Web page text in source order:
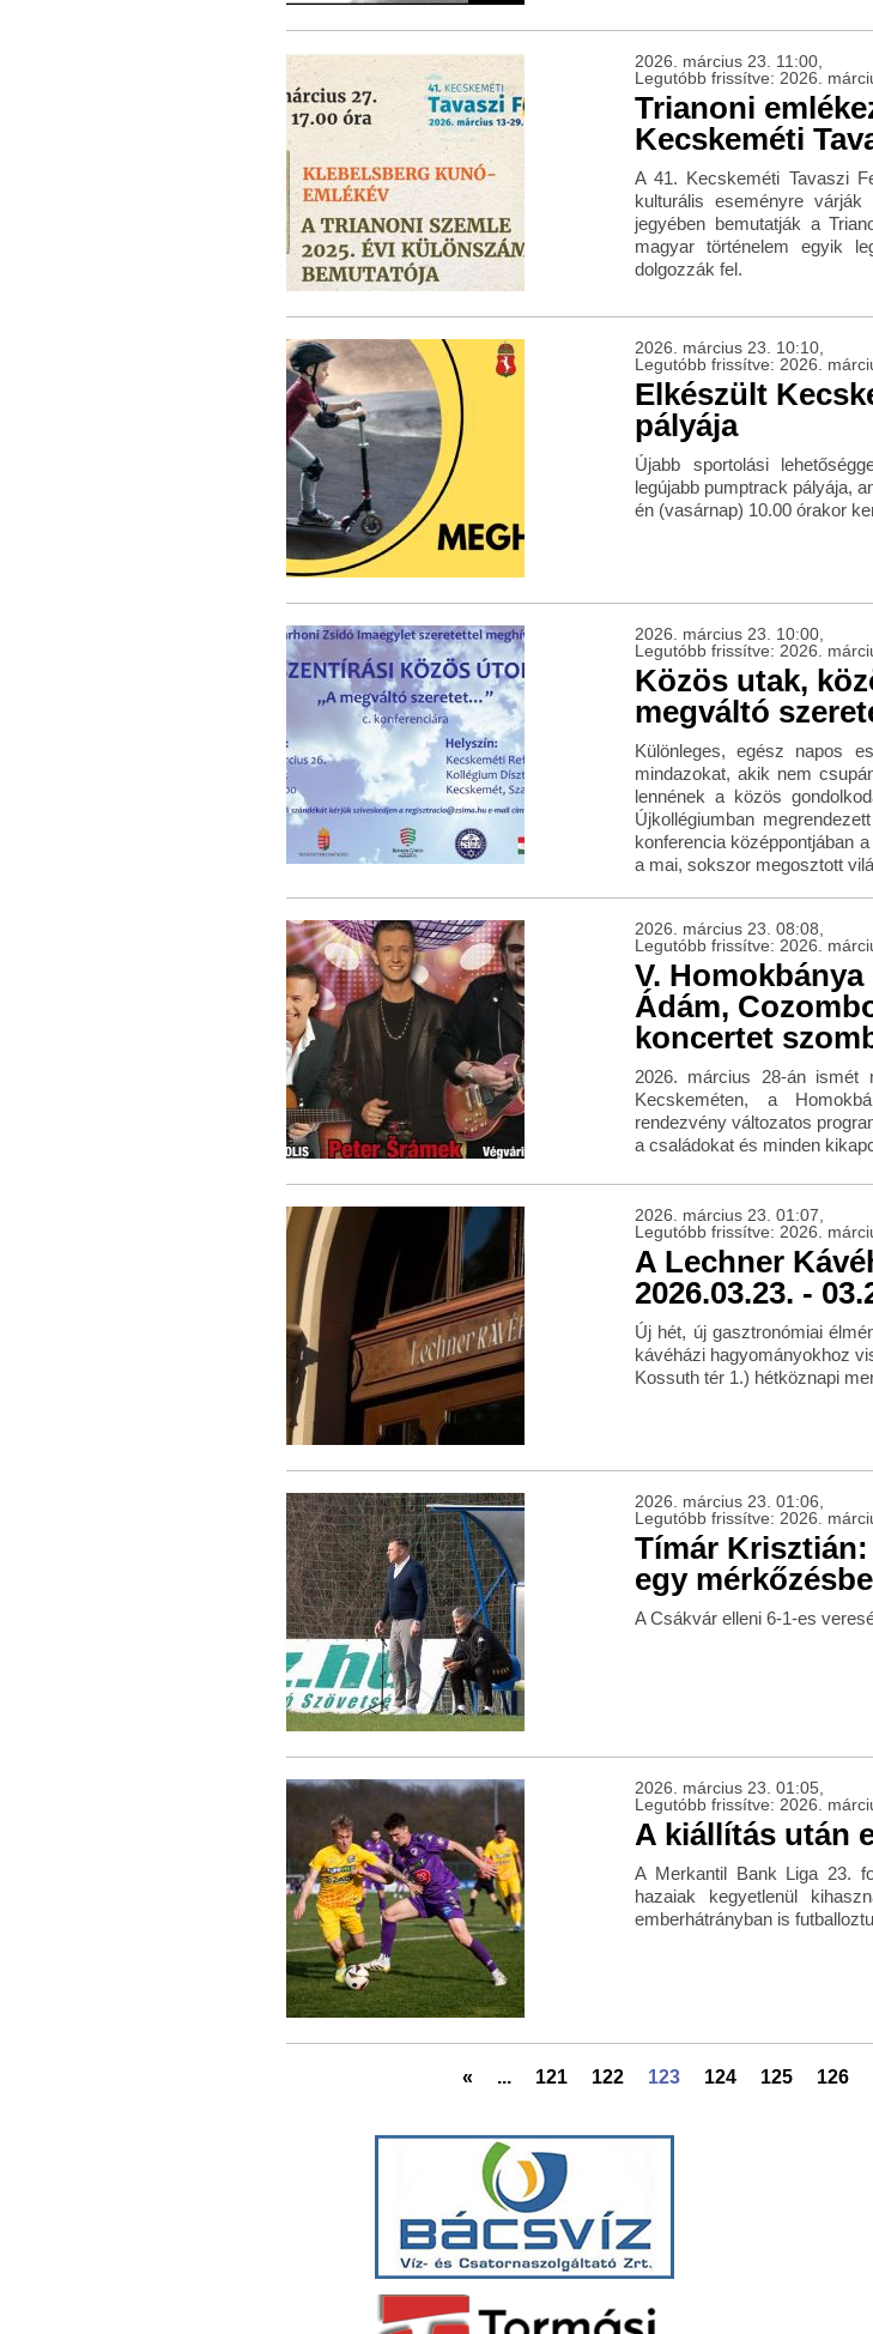
2026. március 23. 11:00,
Legutóbb frissítve: 2026.
Trianoni
Kecskeméti
A 41. Kecskeméti Tavaszi
kulturális eseményre
jegyében bemutatják a
magyar történelem egyik
dolgozzák fel.
2026. március 23. 10:10,
Legutóbb frissítve: 2026.
Elkészült
pályája
Újabb sportolási
legújabb pumptrack pályája,
én (vasárnap) 10.00 órakor
2026. március 23. 10:00,
Legutóbb frissítve: 2026.
Közös utak,
megváltó
Különleges, egész napos
mindazokat, akik nem
lennének a közös
Újkollégiumban
konferencia középpontjában
a mai, sokszor megosztott
2026. március 23. 08:08,
Legutóbb frissítve: 2026.
V.
Ádám,
koncertet
2026. március 28-án ismét
Kecskeméten, a
rendezvény változatos
a családokat és minden
2026. március 23. 01:07,
Legutóbb frissítve: 2026.
A Lechner
2026.03.23. -
Új hét, új gasztronómiai
kávéházi hagyományokhoz
Kossuth tér 1.) hétköznapi
2026. március 23. 01:06,
Legutóbb frissítve: 2026.
Tímár
egy mérkőzésbe
A Csákvár elleni 6-1-es
2026. március 23. 01:05,
Legutóbb frissítve: 2026.
A kiállítás után
A Merkantil Bank Liga 23.
hazaiak kegyetlenül
emberhátrányban is
« ... 121 122 123 124 125 126